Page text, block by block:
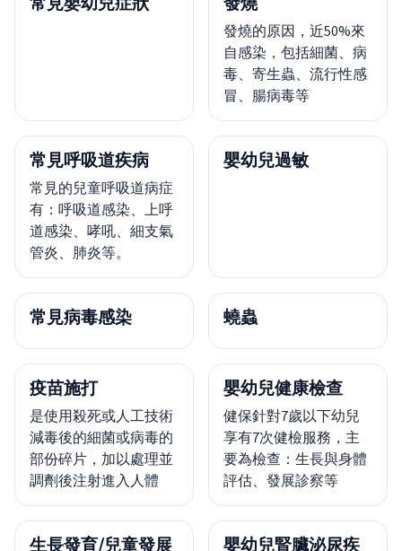
發燒的原因，近50%來
自感染，包括細菌、病
毒、寄生蟲、流行性感
冒、腸病毒等
常見呼吸道疾病
常見的兒童呼吸道病症
有：呼吸道感染、上呼
道感染、哮吼、細支氣
管炎、肺炎等。
嬰幼兒過敏
常見病毒感染 蟯蟲
疫苗施打
是使用殺死或人工技術
減毒後的細菌或病毒的
部份碎片，加以處理並
調劑後注射進入人體
嬰幼兒健康檢查
健保針對7歲以下幼兒
享有7次健檢服務，主
要為檢查：生長與身體
評估、發展診察等
生長發育/兒童發展 嬰幼兒腎臟泌尿疾